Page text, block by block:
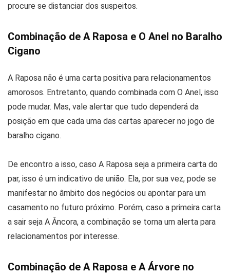
procure se distanciar dos suspeitos.
Combinação de A Raposa e O Anel no Baralho
Cigano
A Raposa não é uma carta positiva para relacionamentos
amorosos. Entretanto, quando combinada com O Anel, isso
pode mudar. Mas, vale alertar que tudo dependerá da
posição em que cada uma das cartas aparecer no jogo de
baralho cigano.
De encontro a isso, caso A Raposa seja a primeira carta do
par, isso é um indicativo de união. Ela, por sua vez, pode se
manifestar no âmbito dos negócios ou apontar para um
casamento no futuro próximo. Porém, caso a primeira carta
a sair seja A Âncora, a combinação se torna um alerta para
relacionamentos por interesse.
Combinação de A Raposa e A Árvore no